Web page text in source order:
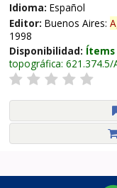
Idioma: Español
Editor: Buenos Aires:
1998
Disponibilidad:
topográfica: 621.374.5/